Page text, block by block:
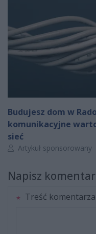
Budujesz dom w
komunikacyjne
sieć
Autor artykułu:
Artykuł sponsorowany
Napisz
Treść komentarza